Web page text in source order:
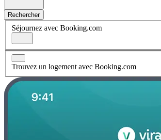
Rechercher
Séjournez avec Booking.com
Trouvez un logement avec Booking.com